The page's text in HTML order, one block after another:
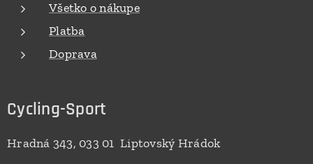
Všetko o nákupe
Platba
Doprava
Cycling-Sport
Hradná 343, 033 01 Liptovský Hrádok